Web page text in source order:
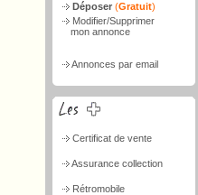
Déposer (Gratuit)
Modifier/Supprimer
mon annonce
Annonces par email
Certificat de vente
Assurance collection
Rétromobile